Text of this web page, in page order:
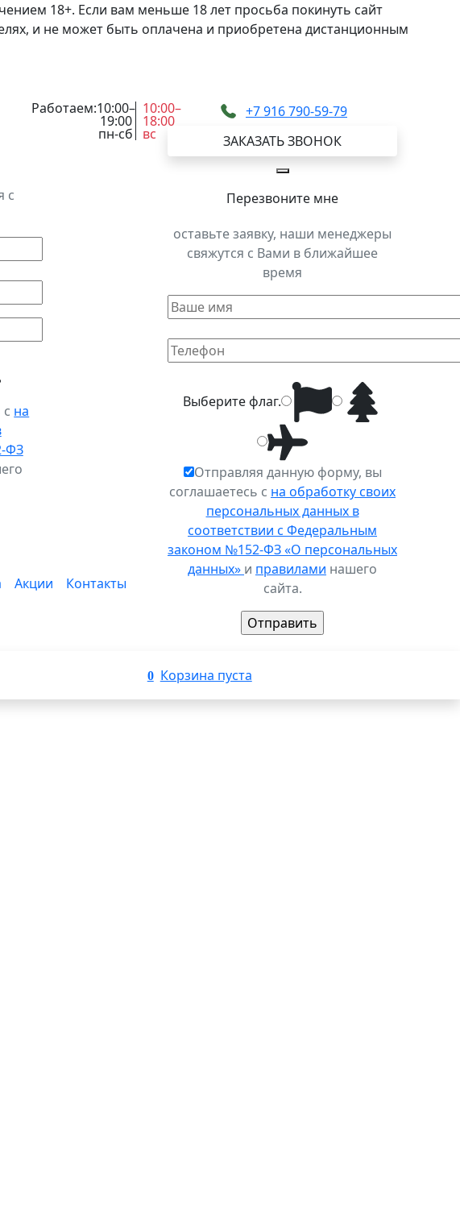
18+. Если вам меньше 18 лет просьба покинуть сайт
и не может быть оплачена и приобретена дистанционным
с
на
ФЗ
Работаем:10:00–
19:00
пн-сб
10:00–
18:00
вс
Акции Контакты
+7 916 790-59-79
ЗАКАЗАТЬ ЗВОНОК
Перезвоните мне
оставьте заявку, наши менеджеры
свяжутся с Вами в ближайшее
время
Выберитефлаг.
Отправляя данную форму, вы
соглашаетесь с на обработку своих
персональных данных в
соответствии с Федеральным
законом №152-ФЗ «О персональных
данных» и правилами нашего
сайта.
0 Корзина пуста